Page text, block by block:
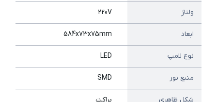
ولتاژ 220V
ابعاد 584x73x75mm
نوع لامپ LED
منبع نور SMD
شکل ظاهری براکت